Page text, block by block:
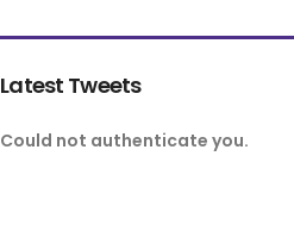
Latest Tweets
Could not authenticate you.